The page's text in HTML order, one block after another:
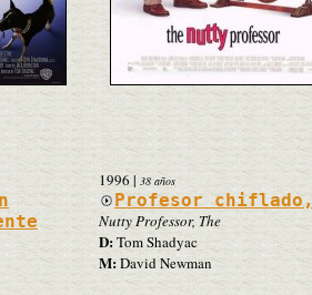
1996| 38 años
Profesor
Nutty Professor, The
D:Tom Shadyac
M:David Newman